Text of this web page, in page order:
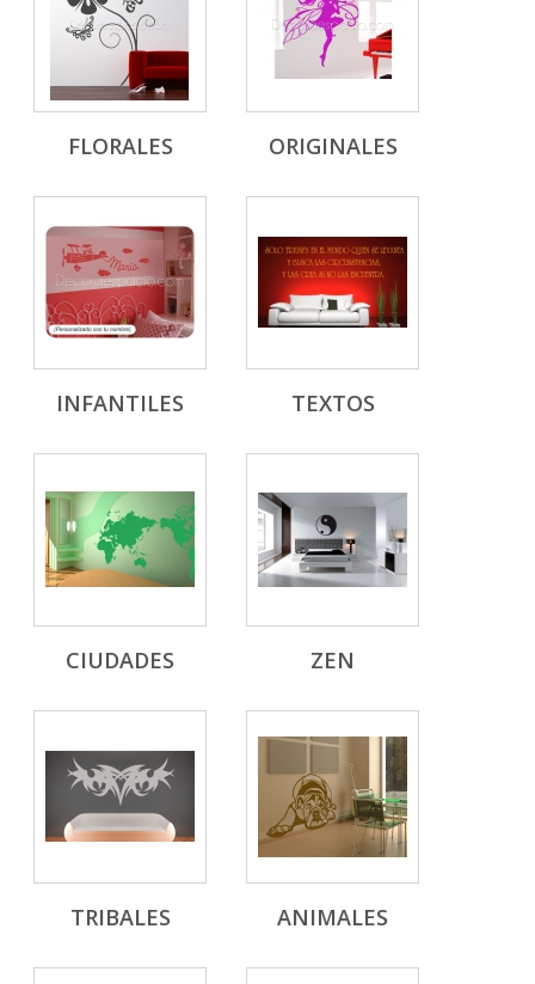
FLORALES ORIGINALES
INFANTILES TEXTOS
CIUDADES ZEN
TRIBALES ANIMALES